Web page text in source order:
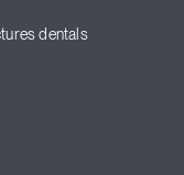
dentals